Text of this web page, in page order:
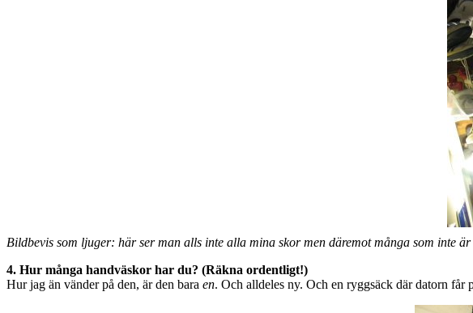
Bildbevis som ljuger: här ser man alls inte alla mina skor men däremot många som inte
4. Hur många handväskor har du? (Räkna ordentligt!)
Hur jag än vänder på den, är den bara en. Och alldeles ny. Och en ryggsäck där datorn får